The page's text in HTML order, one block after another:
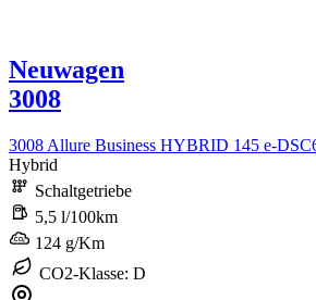
Neuwagen
3008
3008 Allure Business HYBRID 145 e-
Hybrid
Schaltgetriebe
5,5 l/100km
124 g/Km
CO2-Klasse: D